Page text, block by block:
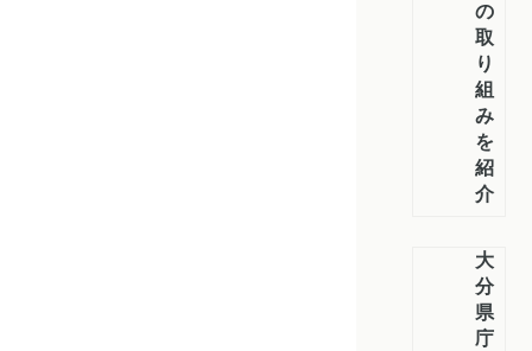
の
取
り
組
み
を
紹
介
大
分
県
庁